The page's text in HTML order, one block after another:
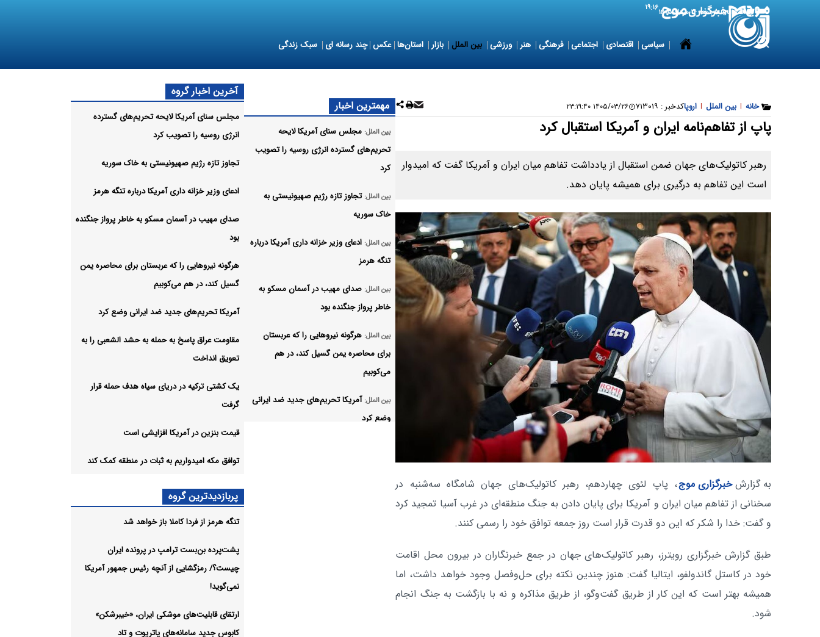
7 August 2026 جمعه ۱۶ مرداد ۱۴۰۵ ۱۹:۱۶
سیاسی اقتصادی اجتماعی فرهنگی هنر ورزشی بین الملل بازار استان‌ها عکس چند رسانه ای سبک زندگی
خانه | بین الملل | اروپاکدخبر : ۷۱۳۰۱۹ ۱۴۰۵/۰۳/۲۶ ۲۳:۱۹:۴۰
پاپ از تفاهم‌نامه ایران و آمریکا استقبال کرد
رهبر کاتولیک‌های جهان ضمن استقبال از یادداشت تفاهم‌ میان ایران و آمریکا گفت که امیدوار
است این تفاهم به درگیری برای همیشه پایان دهد.
به گزارشخبرگزاری موج، پاپ لئوی چهاردهم، رهبر کاتولیک‌های جهان شامگاه سه‌شنبه در
سخنانی از تفاهم میان ایران و آمریکا برای پایان دادن به جنگ منطقه‌ای در غرب آسیا تمجید کرد
و گفت: خدا را شکر که این دو قدرت قرار است روز جمعه توافق خود را رسمی کنند.
طبق گزارش خبرگزاری رویترز، رهبر کاتولیک‌های جهان در جمع خبرنگاران در بیرون محل اقامت
خود در کاستل گاندولفو، ایتالیا گفت: هنوز چندین نکته برای حل‌وفصل وجود خواهد داشت، اما
همیشه بهتر است که این کار از طریق گفت‌وگو، از طریق مذاکره و نه با بازگشت به جنگ انجام
شود.
مهمترین اخبار
بین الملل: مجلس سنای آمریکا لایحه
تحریم‌های گسترده انرژی روسیه را تصویب
کرد
بین الملل: تجاوز تازه رژیم صهیونیستی به
خاک سوریه
بین الملل: ادعای وزیر خزانه داری آمریکا درباره
تنگه هرمز
بین الملل: صدای مهیب در آسمان مسکو به
خاطر پرواز جنگنده بود
بین الملل: هرگونه نیروهایی را که عربستان
برای محاصره یمن گسیل کند، در هم
می‌کوبیم
بین الملل: آمریکا تحریم‌های جدید ضد ایرانی
وضع کرد
آخرین اخبار گروه
مجلس سنای آمریکا لایحه تحریم‌های گسترده
انرژی روسیه را تصویب کرد
تجاوز تازه رژیم صهیونیستی به خاک سوریه
ادعای وزیر خزانه داری آمریکا درباره تنگه هرمز
صدای مهیب در آسمان مسکو به خاطر پرواز جنگنده
بود
هرگونه نیروهایی را که عربستان برای محاصره یمن
گسیل کند، در هم می‌کوبیم
آمریکا تحریم‌های جدید ضد ایرانی وضع کرد
مقاومت عراق پاسخ به حمله به حشد الشعبی را به
تعویق انداخت
یک کشتی ترکیه در دریای سیاه هدف حمله قرار
گرفت
قیمت بنزین در آمریکا افزایشی است
توافق مکه امیدواریم به ثبات در منطقه کمک کند
پربازدیدترین گروه
تنگه هرمز از فردا کاملا باز خواهد شد
پشت‌پرده بن‌بست ترامپ در پرونده ایران
چیست؟/ رمزگشایی از آنچه رئیس جمهور آمریکا
نمی‌گوید!
ارتقای قابلیت‌های موشکی ایران، «خیبرشکن»
کابوس جدید سامانه‌های پاتریوت و تاد